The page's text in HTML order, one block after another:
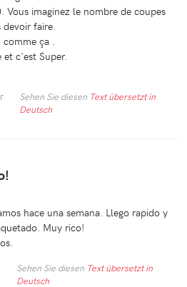
Vous imaginez le nombre de coupes
faire.
ça .
et c'est Super.
Sehen Sie diesen Text übersetzt in
Deutsch
hace una semana. Llego rapido y
Muy rico!
Sehen Sie diesen Text übersetzt in
Deutsch